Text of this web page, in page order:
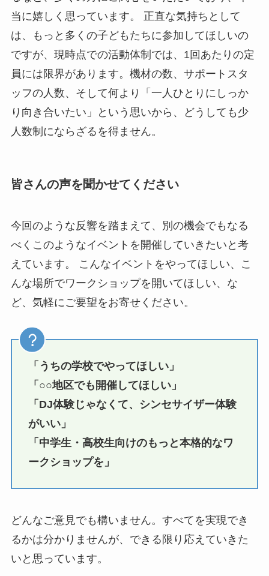
当に嬉しく思っています。 正直な気持ちとして
は、もっと多くの子どもたちに参加してほしいの
ですが、現時点での活動体制では、1回あたりの定
員には限界があります。機材の数、サポートスタ
ッフの人数、そして何より「一人ひとりにしっか
り向き合いたい」という思いから、どうしても少
人数制にならざるを得ません。
皆さんの声を聞かせてください
今回のような反響を踏まえて、別の機会でもなる
べくこのようなイベントを開催していきたいと考
えています。 こんなイベントをやってほしい、こ
んな場所でワークショップを開いてほしい、な
ど、気軽にご要望をお寄せください。
「うちの学校でやってほしい」
「○○地区でも開催してほしい」
「DJ体験じゃなくて、シンセサイザー体験
がいい」
「中学生・高校生向けのもっと本格的なワ
ークショップを」
どんなご意見でも構いません。すべてを実現でき
るかは分かりませんが、できる限り応えていきた
いと思っています。